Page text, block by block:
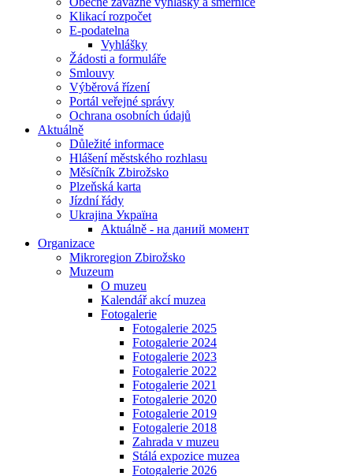
Klikací rozpočet
E-podatelna
Vyhlášky
Žádosti a formuláře
Smlouvy
Výběrová řízení
Portál veřejné správy
Ochrana osobních údajů
Aktuálně
Důležité informace
Hlášení městského rozhlasu
Měsíčník Zbirožsko
Plzeňská karta
Jízdní řády
Ukrajina Україна
Aktuálně - на даний момент
Organizace
Mikroregion Zbirožsko
Muzeum
O muzeu
Kalendář akcí muzea
Fotogalerie
Fotogalerie 2025
Fotogalerie 2024
Fotogalerie 2023
Fotogalerie 2022
Fotogalerie 2021
Fotogalerie 2020
Fotogalerie 2019
Fotogalerie 2018
Zahrada v muzeu
Stálá expozice muzea
Fotogalerie 2026